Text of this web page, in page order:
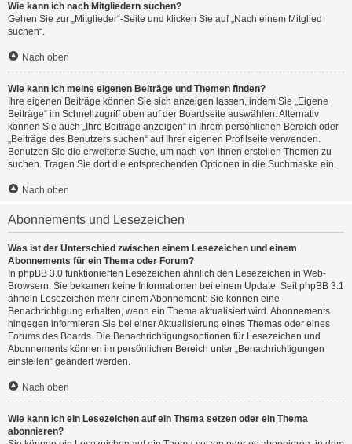
Wie kann ich nach Mitgliedern suchen?
Gehen Sie zur „Mitglieder“-Seite und klicken Sie auf „Nach einem Mitglied
suchen“.
Nach oben
Wie kann ich meine eigenen Beiträge und Themen finden?
Ihre eigenen Beiträge können Sie sich anzeigen lassen, indem Sie „Eigene
Beiträge“ im Schnellzugriff oben auf der Boardseite auswählen. Alternativ
können Sie auch „Ihre Beiträge anzeigen“ in Ihrem persönlichen Bereich oder
„Beiträge des Benutzers suchen“ auf Ihrer eigenen Profilseite verwenden.
Benutzen Sie die erweiterte Suche, um nach von Ihnen erstellen Themen zu
suchen. Tragen Sie dort die entsprechenden Optionen in die Suchmaske ein.
Nach oben
Abonnements und Lesezeichen
Was ist der Unterschied zwischen einem Lesezeichen und einem
Abonnements für ein Thema oder Forum?
In phpBB 3.0 funktionierten Lesezeichen ähnlich den Lesezeichen in Web-
Browsern: Sie bekamen keine Informationen bei einem Update. Seit phpBB 3.1
ähneln Lesezeichen mehr einem Abonnement: Sie können eine
Benachrichtigung erhalten, wenn ein Thema aktualisiert wird. Abonnements
hingegen informieren Sie bei einer Aktualisierung eines Themas oder eines
Forums des Boards. Die Benachrichtigungsoptionen für Lesezeichen und
Abonnements können im persönlichen Bereich unter „Benachrichtigungen
einstellen“ geändert werden.
Nach oben
Wie kann ich ein Lesezeichen auf ein Thema setzen oder ein Thema
abonnieren?